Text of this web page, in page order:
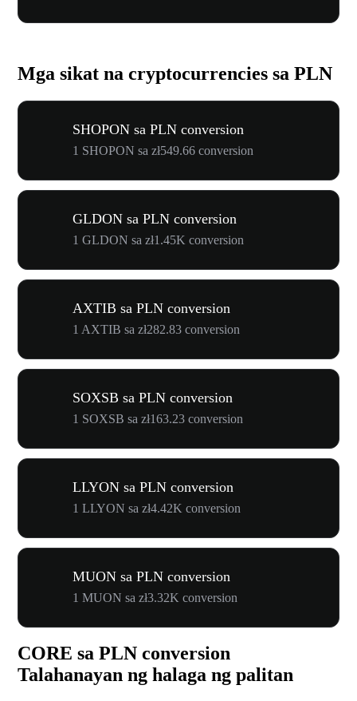
Mga sikat na cryptocurrencies sa PLN
SHOPON sa PLN conversion
1 SHOPON sa zł549.66 conversion
GLDON sa PLN conversion
1 GLDON sa zł1.45K conversion
AXTIB sa PLN conversion
1 AXTIB sa zł282.83 conversion
SOXSB sa PLN conversion
1 SOXSB sa zł163.23 conversion
LLYON sa PLN conversion
1 LLYON sa zł4.42K conversion
MUON sa PLN conversion
1 MUON sa zł3.32K conversion
CORE sa PLN conversion
Talahanayan ng halaga ng palitan